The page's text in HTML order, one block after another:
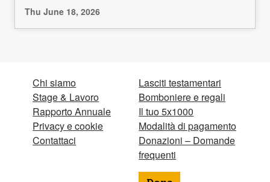
Thu June 18, 2026
Chi siamo
Stage & Lavoro
Rapporto Annuale
Privacy e cookie
Contattaci
Lasciti testamentari
Bomboniere e regali
Il tuo 5x1000
Modalità di pagamento
Donazioni – Domande
frequenti